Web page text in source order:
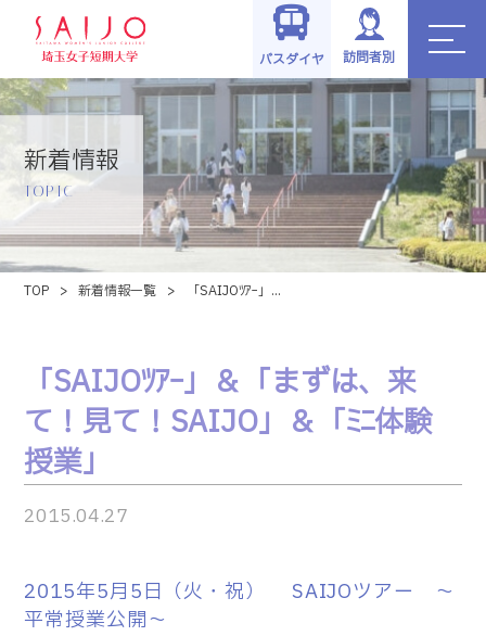
バスダイヤ 訪問者別
新着情報
TOPIC
TOP > 新着情報一覧 > 「SAIJOﾂｱｰ」...
「SAIJOﾂｱｰ」＆「まずは、来
て！見て！SAIJO」＆「ﾐﾆ体験
授業」
2015.04.27
2015年5月5日（火・祝） SAIJOツアー ～
平常授業公開～